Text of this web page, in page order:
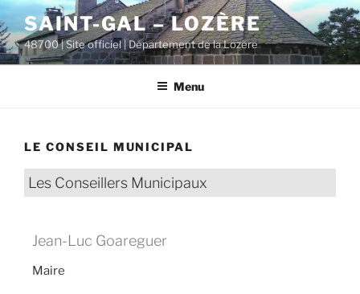
principal
Aller
au
contenu
principal
SAINT-GAL – LOZÈRE
48700 | Site officiel | Département de la Lozère
Menu
LE CONSEIL MUNICIPAL
Les Conseillers Municipaux
Jean-Luc Goareguer
Maire